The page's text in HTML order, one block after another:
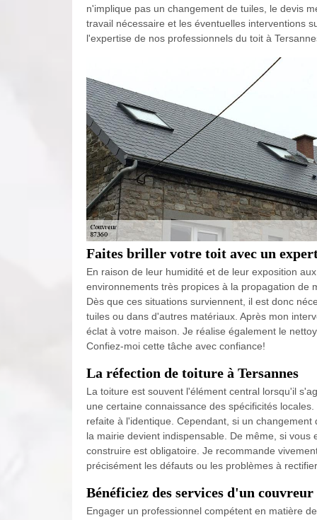
n'implique pas un changement de tuiles, le devis
travail nécessaire et les éventuelles interventions
l'expertise de nos professionnels du toit à
Faites briller votre toit avec un
En raison de leur humidité et de leur exposition
environnements très propices à la propagation de
Dès que ces situations surviennent, il est donc
tuiles ou dans d'autres matériaux. Après mon
éclat à votre maison. Je réalise également le
Confiez-moi cette tâche avec confiance!
La réfection de toiture à Tersannes
La toiture est souvent l'élément central lorsqu'il
une certaine connaissance des spécificités
refaite à l'identique. Cependant, si un
la mairie devient indispensable. De même, si
construire est obligatoire. Je recommande
précisément les défauts ou les problèmes à
Bénéficiez des services d'un
Engager un professionnel compétent en matière